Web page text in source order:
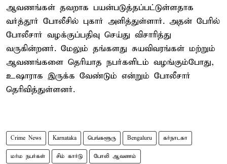
ஆவணங்கள் தவறாக பயன்படுத்தப்பட்டுள்ளதாக
வர்த்தூர் போலீசில் புகார் அளித்துள்ளார். அதன் பேரில்
போலீசார் வழக்குப்பதிவு செய்து விசாரித்து
வருகின்றனர். மேலும் தங்களது சுயவிவரங்கள் மற்றும்
ஆவணங்களை தெரியாத நபர்களிடம் வழங்கும்போது,
உஷாராக இருக்க வேண்டும் என்றும் போலீசார்
தெரிவித்துள்ளனர்.
Crime News Karnataka பெங்களூரு Bengaluru கர்நாடகா
மர்ம நபர்கள் சிம் கார்டு போலி ஆவணம்